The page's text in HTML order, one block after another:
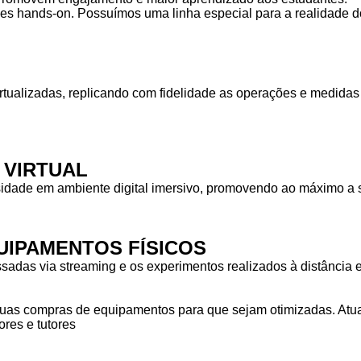
hands-on. Possuímos uma linha especial para a realidade
replicando com fidelidade as operações e
em ambiente digital imersivo, promovendo ao máximo
FÍSICOS
via streaming e os experimentos realizados à distância
compras de equipamentos para que sejam otimizadas.
e tutores